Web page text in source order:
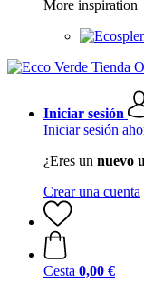
More inspiration
Iniciar sesión
Iniciar sesión
¿Eres un nuevo
Crear una cuenta
Cesta 0,00 €